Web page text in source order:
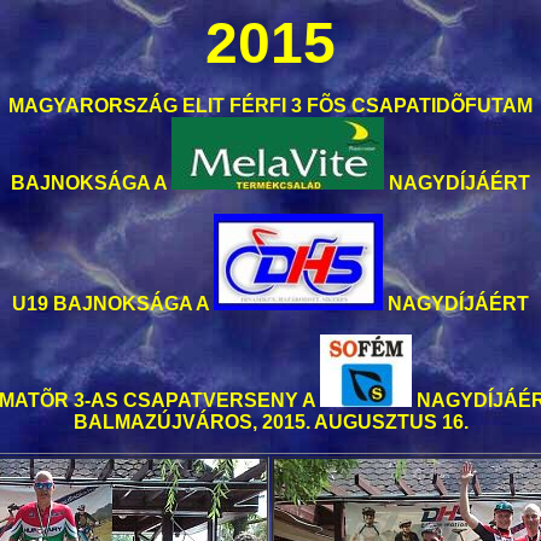
2015
MAGYARORSZÁG ELIT FÉRFI 3 FÕS CSAPATIDÕFUTAM
BAJNOKSÁGA A NAGYDÍJÁÉRT
U19 BAJNOKSÁGA A NAGYDÍJÁÉRT
3-AS CSAPATVERSENY A
BALMAZÚJVÁROS, 2015. AUGUSZTUS 16.